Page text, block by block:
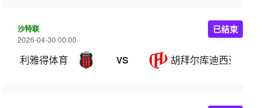
沙特联
2026-04-30 00:00
利雅得体育 VS 胡拜尔库迪西亚
已结束